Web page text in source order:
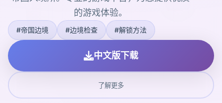
的游戏体验。
#帝国边境 #边境检查 #解锁方法
中文版下载
了解更多